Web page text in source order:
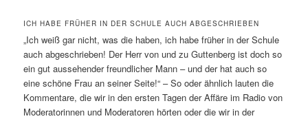
ICH HABE FRÜHER IN DER SCHULE AUCH ABGESCHRIEBEN
„Ich weiß gar nicht, was die haben, ich habe früher in der Schule
auch abgeschrieben! Der Herr von und zu Guttenberg ist doch so
ein gut aussehender freundlicher Mann – und der hat auch so
eine schöne Frau an seiner Seite!“ – So oder ähnlich lauten die
Kommentare, die wir in den ersten Tagen der Affäre im Radio von
Moderatorinnen und Moderatoren hörten oder die wir in der